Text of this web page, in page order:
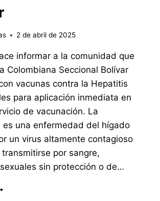
2 de abril de 2025
informar a la comunidad que
Colombiana Seccional Bolívar
vacunas contra la Hepatitis
para aplicación inmediata en
de vacunación. La
es una enfermedad del hígado
un virus altamente contagioso
por sangre,
sin protección o de…